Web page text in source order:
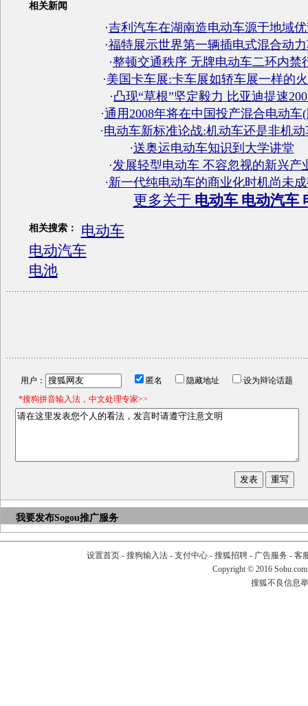
相关新闻
·吉利汽车在湖南造电动车源于地域
·福特展示世界第一辆插电式混合动
·整顿交通秩序 无牌电动车二环内禁
·美国卡车展:卡车展如轿车展一样的
·凸现“草根”坚定毅力 比亚迪提速
·通用2008年将在中国投产混合电动车
·电动车新标准论战:机动车还是非机动
·送奥运电动车知识到大学讲堂
·发展轻型电动车 不容忽视的新兴产
·新一代纯电动车的商业化时机尚未
更多关于 电动车 电动汽车
相关搜索：
电动车
电动汽车
电池
用户： 匿名 隐藏地址
设为辩论话题
*搜狗拼音输入法，中文处理专家>>
我要发布Sogou推广服务
设置首页- 搜狗输入法- 支付中心- 搜狐招聘- 广告服务 - 客
Copyright © 2016
搜狐不良信息